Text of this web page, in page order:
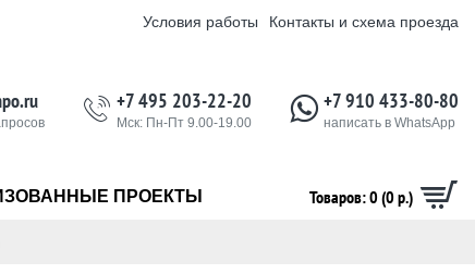
Условия работы Контакты и схема проезда
+7 495 203-22-20
Мск: Пн-Пт 9.00-19.00
+7 910 433-80-80
написать в WhatsApp
ПРОЕКТЫ Товаров: 0 (0 р.)